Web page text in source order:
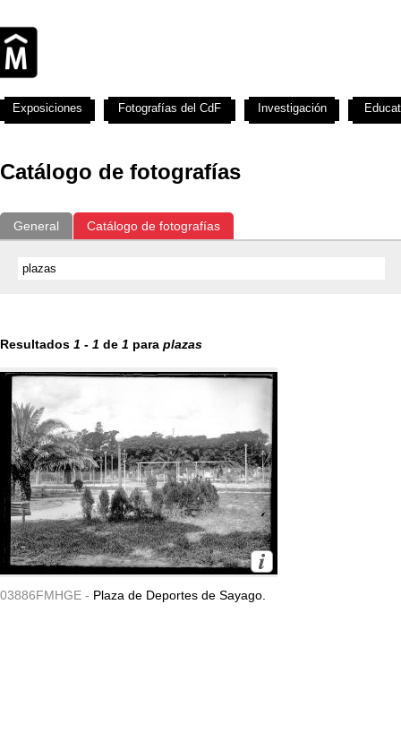
Catálogo de fotografías
General Catálogo de fotografías
Resultados 1 - 1 de 1 para plazas
03886FMHGE - Plaza de Deportes de Sayago.
Exposiciones Fotografías del CdF Investigación